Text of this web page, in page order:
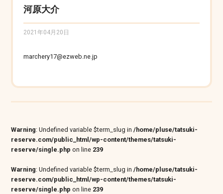
河原大介
2021年04月20日
marchery17@ezweb.ne.jp
Warning: Undefined variable $term_slug in/home/pluse/tatsuki-
reserve.com/public_html/wp-content/themes/tatsuki-
reserve/single.php on line 239
Warning: Undefined variable $term_slug in/home/pluse/tatsuki-
reserve.com/public_html/wp-content/themes/tatsuki-
reserve/single.php on line 239